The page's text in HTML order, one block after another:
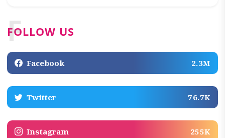
FOLLOW US
F
Facebook 2.3M
Twitter 76.7K
Instagram 255K